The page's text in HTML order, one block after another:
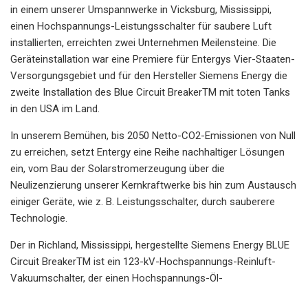
in einem unserer Umspannwerke in Vicksburg, Mississippi,
einen Hochspannungs-Leistungsschalter für saubere Luft
installierten, erreichten zwei Unternehmen Meilensteine. Die
Geräteinstallation war eine Premiere für Entergys Vier-Staaten-
Versorgungsgebiet und für den Hersteller Siemens Energy die
zweite Installation des Blue Circuit BreakerTM mit toten Tanks
in den USA im Land.
In unserem Bemühen, bis 2050 Netto-CO2-Emissionen von Null
zu erreichen, setzt Entergy eine Reihe nachhaltiger Lösungen
ein, vom Bau der Solarstromerzeugung über die
Neulizenzierung unserer Kernkraftwerke bis hin zum Austausch
einiger Geräte, wie z. B. Leistungsschalter, durch sauberere
Technologie.
Der in Richland, Mississippi, hergestellte Siemens Energy BLUE
Circuit BreakerTM ist ein 123-kV-Hochspannungs-Reinluft-
Vakuumschalter, der einen Hochspannungs-Öl-